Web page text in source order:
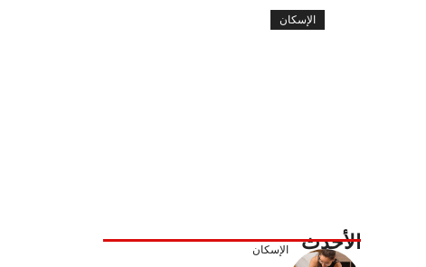
الإسكان
الأحدث الإسكان